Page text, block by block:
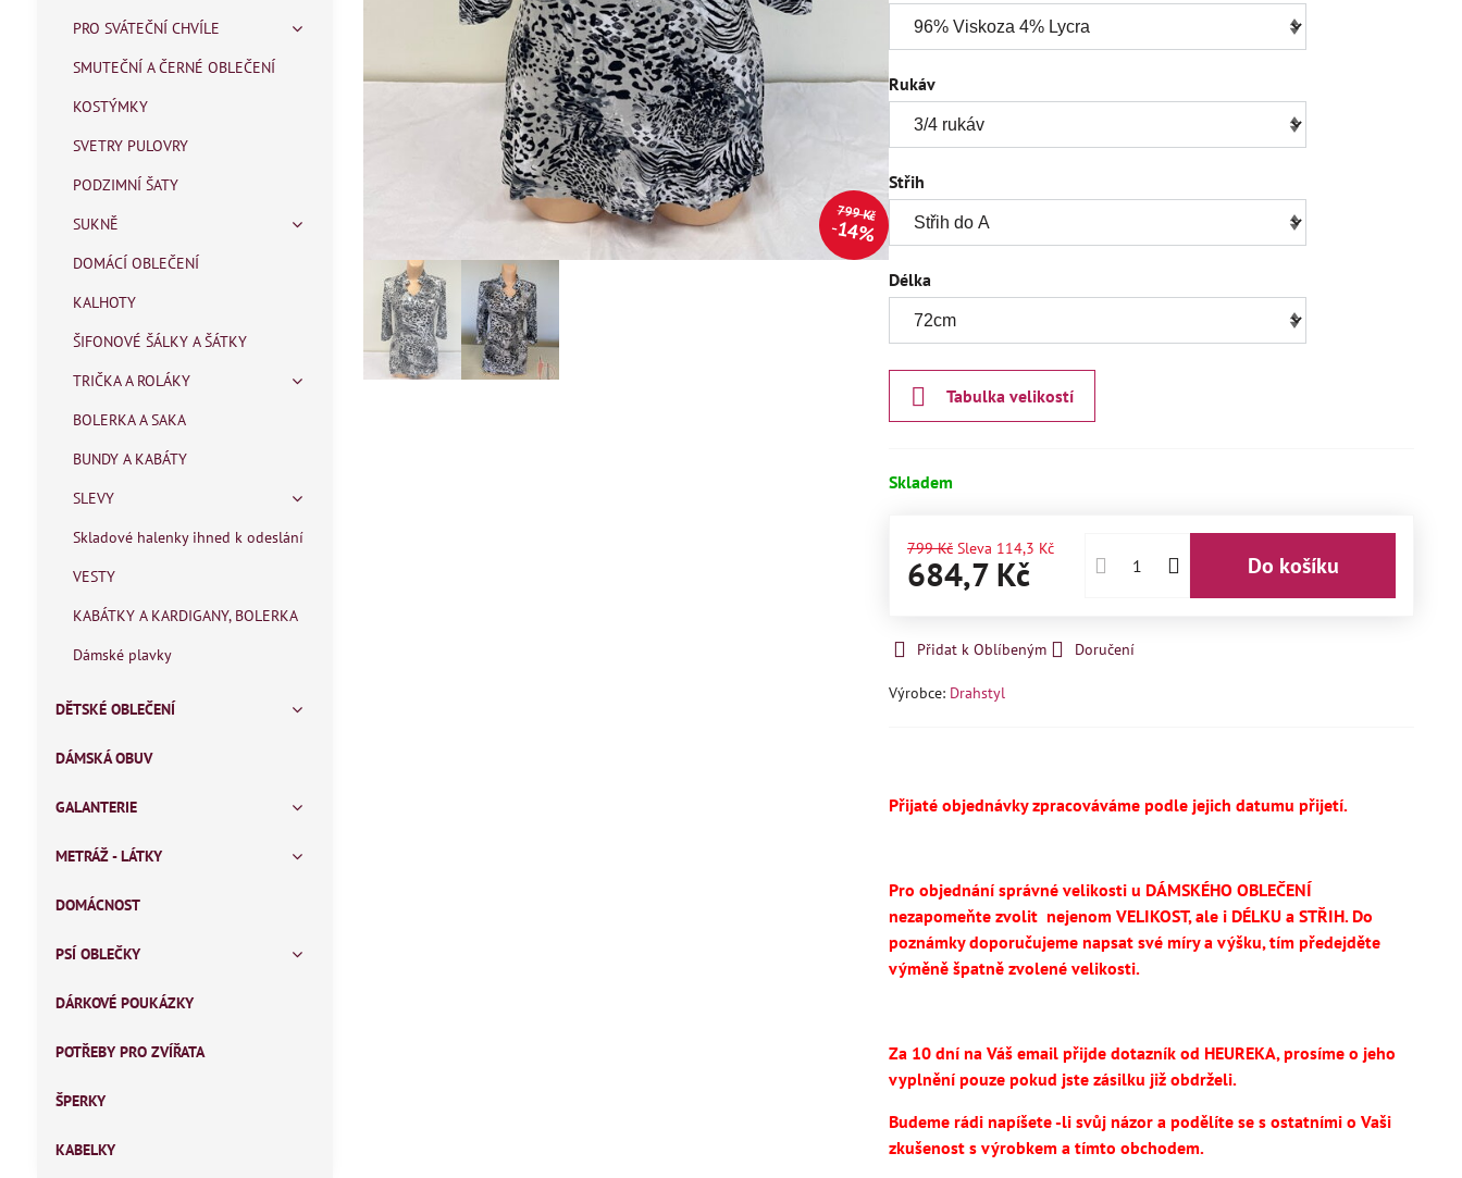
799 Kč
14%
Rukáv
Střih
Délka
Tabulka velikostí
Skladem
799 Kč Sleva 114,3 Kč
684,7 Kč Do košíku
Přidat k Oblíbeným Doručení
Výrobce: Drahstyl
Přijaté objednávky zpracováváme podle jejich datumu přijetí.
Pro objednání správné velikosti u DÁMSKÉHO OBLEČENÍ
nezapomeňte zvolitnejenom VELIKOST, ale i DÉLKU a STŘIH. Do
poznámky doporučujeme napsat své míry a výšku, tím předejděte
výměně špatně zvolené velikosti.
Za 10 dní na Váš email přijde dotazník od HEUREKA, prosíme o jeho
vyplnění pouze pokud jste zásilku již obdrželi.
Budeme rádi napíšete -li svůj názor a podělíte se s ostatními o Vaši
zkušenost s výrobkem a tímto obchodem.
PRO SVÁTEČNÍ CHVÍLE
SMUTEČNÍ A ČERNÉ OBLEČENÍ
KOSTÝMKY
SVETRY PULOVRY
PODZIMNÍ ŠATY
SUKNĚ
DOMÁCÍ OBLEČENÍ
KALHOTY
ŠIFONOVÉ ŠÁLKY A ŠÁTKY
TRIČKA A ROLÁKY
BOLERKA A SAKA
BUNDY A KABÁTY
SLEVY
Skladové halenky ihned k odeslání
VESTY
KABÁTKY A KARDIGANY, BOLERKA
Dámské plavky
DĚTSKÉ OBLEČENÍ
DÁMSKÁ OBUV
GALANTERIE
METRÁŽ - LÁTKY
DOMÁCNOST
PSÍ OBLEČKY
DÁRKOVÉ POUKÁZKY
POTŘEBY PRO ZVÍŘATA
ŠPERKY
KABELKY